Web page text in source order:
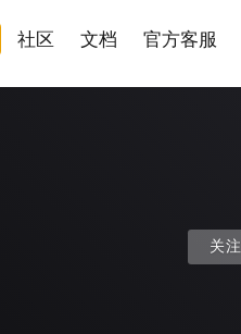
社区 文档 官方客服
关注